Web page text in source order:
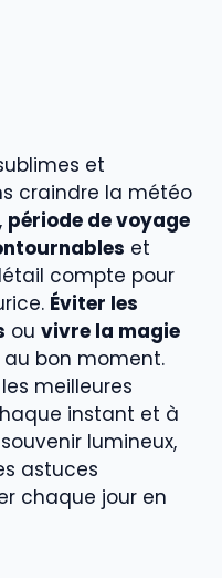
et
craindre la météo
, période de voyage
et
compte pour
Éviter les
ou vivre la magie
bon moment.
meilleures
instant et à
lumineux,
astuces
chaque jour en